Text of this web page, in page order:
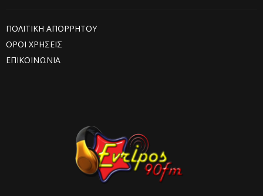
ΠΟΛΙΤΙΚΗ ΑΠΟΡΡΗΤΟΥ
ΟΡΟΙ ΧΡΗΣΕΙΣ
ΕΠΙΚΟΙΝΩΝΙΑ